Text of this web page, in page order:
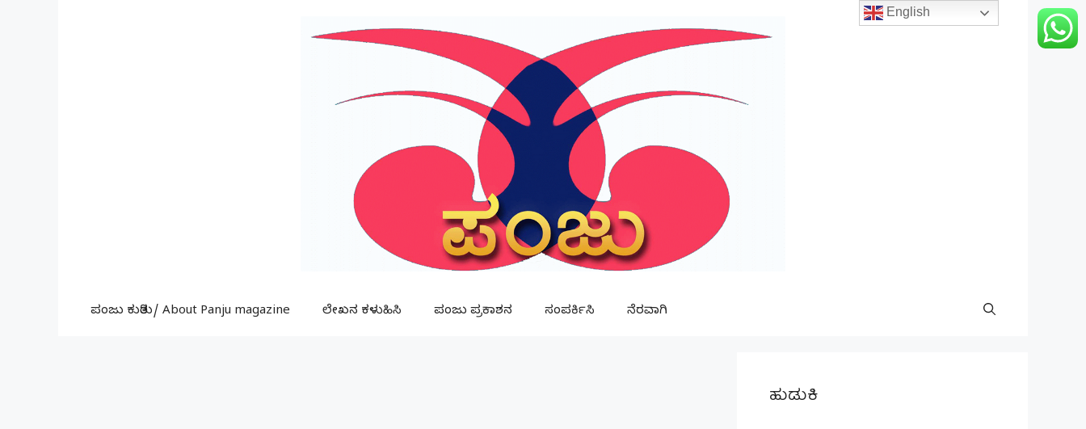
ಪಂಜು ಕುರಿತು/ About Panju magazine ಲೇಖನ ಕಳುಹಿಸಿ ಪಂಜು ಪ್ರಕಾಶನ ಸಂಪರ್ಕಿಸಿ ನೆರವಾಗಿ
ಹುಡುಕಿ
English